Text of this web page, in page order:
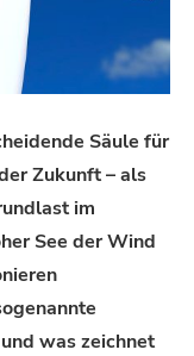
Säule für
Zukunft –als
im
See der Wind
was zeichnet